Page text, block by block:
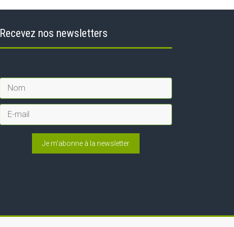
Recevez nos newsletters
Je m'abonne à la newsletter